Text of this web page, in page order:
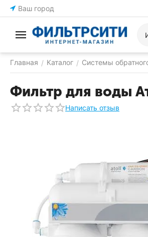
Ваш город
Главная / Каталог / Системы
Фильтр для воды
Написать отзыв